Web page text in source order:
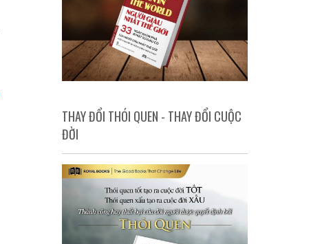
THAY ĐỔI THÓI QUEN - THAY ĐỔI CUỘC
ĐỜI